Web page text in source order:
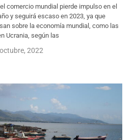
comercio mundial pierde impulso en el
y seguirá escaso en 2023, ya que
sobre la economía mundial, como las
Ucrania, según las
2022